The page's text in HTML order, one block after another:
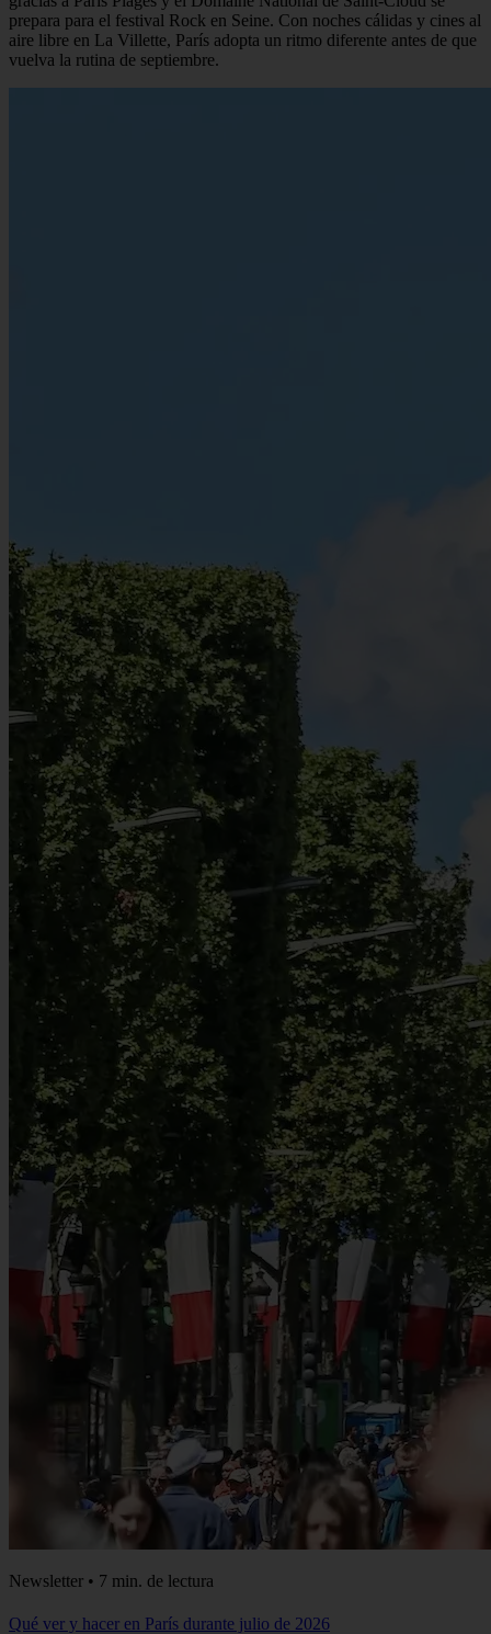
prepara para el festival Rock en Seine. Con noches cálidas y cines al
aire libre en La Villette, París adopta un ritmo diferente antes de que
vuelva la rutina de septiembre.
Newsletter • 7 min. de lectura
Qué ver y hacer en París durante julio de 2026